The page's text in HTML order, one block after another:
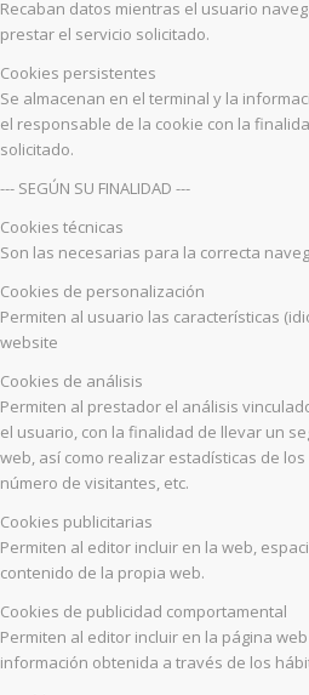
Recaban datos mientras el usuario
prestar el servicio solicitado.
Cookies persistentes
Se almacenan en el terminal y la
el responsable de la cookie con la
solicitado.
--- SEGÚN SU FINALIDAD ---
Cookies técnicas
Son las necesarias para la correcta
Cookies de personalización
Permiten al usuario las características
website
Cookies de análisis
Permiten al prestador el análisis
el usuario, con la finalidad de llevar un
web, así como realizar estadísticas de
número de visitantes, etc.
Cookies publicitarias
Permiten al editor incluir en la web,
contenido de la propia web.
Cookies de publicidad comportamental
Permiten al editor incluir en la página
información obtenida a través de los